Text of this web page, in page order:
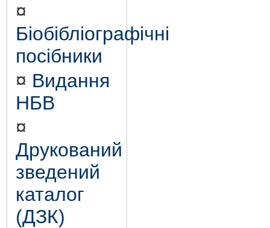
¤
Біобібліографічні
посібники
¤ Видання
НБВ
¤
Друкований
зведений
каталог
(ДЗК)